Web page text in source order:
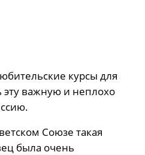
курсы для
эту важную и неплохо
Союзе такая
была очень